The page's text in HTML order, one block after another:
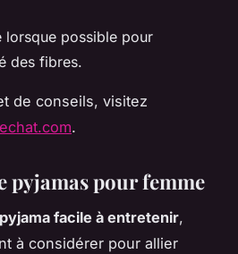
lorsque possible pour
des fibres.
de conseils, visitez
.
pyjamas pour femme
facile à entretenir,
à considérer pour allier